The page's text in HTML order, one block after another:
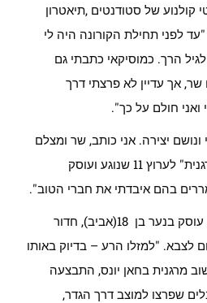
של סטודנטים ,תיאטרון
לפני תחילת הקורונה היה לי
הרך. כמוסיקאי כתבתי גם
עדיין לא פרצתי דרך
חולם על כך".
יצירה. אני כותב, שר ומצלם
את הסרט הראשון שלי "מרגנית" לערוץ 11 שנוגע ועוסק
בהם איבדתי את חברי הטוב".
התסריט שאותו כתב אביב, עוסק בנער בן 18(אביב), חדור
"למזלו הרע – בדיוק באותו
בחאן יונס, התבצעה
למוצב דרך הגדר,